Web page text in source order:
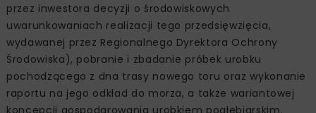
przez inwestora decyzji o środowiskowych
uwarunkowaniach realizacji tego przedsięwzięcia,
wydawanej przez Regionalnego Dyrektora Ochrony
Środowiska), pobranie i zbadanie próbek urobku
pochodzącego z dna trasy nowego toru oraz wykonanie
raportu na jego odkład do morza, a także wariantowej